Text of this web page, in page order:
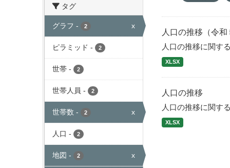
タグ
グラフ - 2 x
ピラミッド - 2
世帯 - 2
世帯人員 - 2
世帯数 - 2 x
人口 - 2
地図 - 2 x
人口の推移（令和
人口の推移に関す
XLSX
人口の推移
人口の推移に関す
XLSX